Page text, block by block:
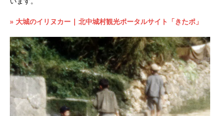
» 大城のイリヌカー | 北中城村観光ポータルサイト「きたポ」